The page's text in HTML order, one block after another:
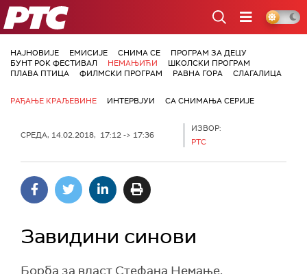
РТС
НАЈНОВИЈЕ ЕМИСИЈЕ СНИМА СЕ
ПРОГРАМ ЗА ДЕЦУ
БУНТ РОК ФЕСТИВАЛ
НЕМАЊИЋИ
ШКОЛСКИ ПРОГРАМ
ПЛАВА ПТИЦА
ФИЛМСКИ ПРОГРАМ РАВНА ГОРА СЛАГАЛИЦА
РАЂАЊЕ КРАЉЕВИНЕ ИНТЕРВЈУИ СА СНИМАЊА СЕРИЈЕ
СРЕДА, 14.02.2018, 17:12 -> 17:36
ИЗВОР:
РТС
Завидини синови
Борба за власт Стефана Немање,